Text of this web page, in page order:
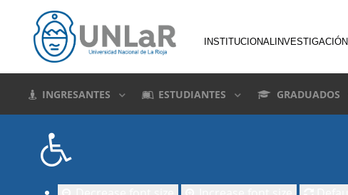
INSTITUCIONAL INVESTIGACIÓN
INGRESANTES ESTUDIANTES GRADUADOS